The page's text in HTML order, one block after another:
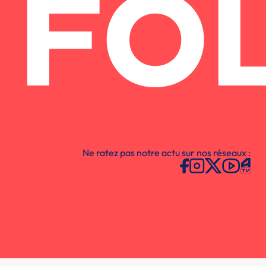
Ne ratez pas notre actu sur nos réseaux :